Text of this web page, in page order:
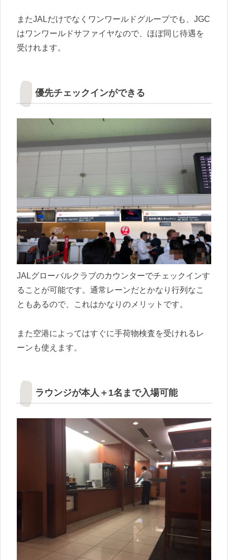
またJALだけでなくワンワールドグループでも、JGC
はワンワールドサファイヤなので、ほぼ同じ待遇を
受けれます。
優先チェックインができる
JALグローバルクラブのカウンターでチェックインす
ることが可能です。通常レーンだとかなり行列なこ
ともあるので、これはかなりのメリットです。
また空港によってはすぐに手荷物検査を受けれるレ
ーンも使えます。
ラウンジが本人＋1名まで入場可能